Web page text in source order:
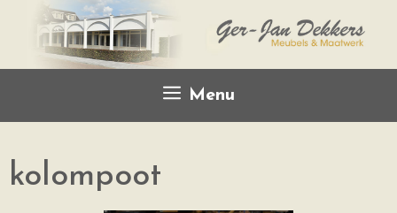
Menu
kolompoot